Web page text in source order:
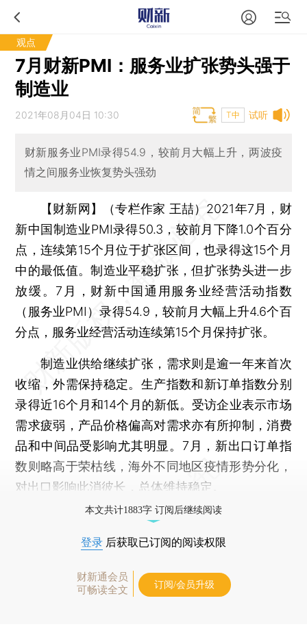
观点
7月财新PMI：服务业扩张势头强于
制造业
试听
2021年08月04日 10:30 T中
财新服务业PMI录得54.9，较前月大幅上升，两波疫
情之间服务业恢复势头强劲
【财新网】（专栏作家 王喆） 2021年7月，财
新中国制造业PMI录得50.3，较前月下降1.0个百分
点，连续第15个月位于扩张区间，也录得这15个月
中的最低值。制造业平稳扩张，但扩张势头进一步
放缓。7月，财新中国通用服务业经营活动指数
（服务业PMI）录得54.9，较前月大幅上升4.6个百
分点，服务业经营活动连续第15个月保持扩张。
制造业供给继续扩张，需求则是逾一年来首次
收缩，外需保持稳定。生产指数和新订单指数分别
录得近16个月和14个月的新低。受访企业表示市场
需求疲弱，产品价格偏高对需求亦有所抑制，消费
品和中间品受影响尤其明显。7月，新出口订单指
数则略高于荣枯线，海外不同地区疫情形势分化，
对出口影响此消彼长，总体维持稳定。
本文共计1883字 订阅后继续阅读
登录 后获取已订阅的阅读权限
财新通会员
可畅读全文
订阅/会员升级